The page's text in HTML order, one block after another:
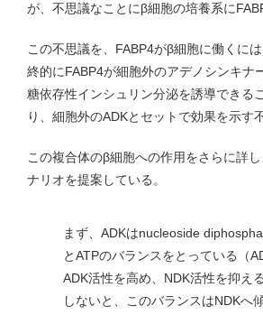
が、不思議なことにβ細胞の培養系に
この不思議を、FABP4がβ細胞に働くに
終的にFABP4が細胞外のアデノシンキ
糖依存性インシュリン分泌を誘導できる
り、細胞外のADKとセットで効果を示
この複合体のβ細胞への作用をさらに詳
ナリオを提案している。
まず、ADKはnucleoside
とATPのバランスをとっている（
ADK活性を高め、NDK活性を抑え
しないと、このバランスはNDKへ